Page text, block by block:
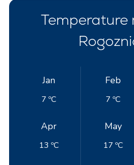
Temperature
Jan
7 ºC
Feb
7 ºC
Apr
13 ºC
May
17 ºC